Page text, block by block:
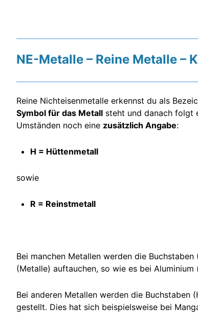
NE-Metalle – Reine Metalle –
Reine Nichteisenmetalle erkennst du als
Symbol für das Metall steht und danach folgt
Umständen noch eine zusätzlich Angabe:
H = Hüttenmetall
sowie
R = Reinstmetall
Bei manchen Metallen werden die
(Metalle) auftauchen, so wie es bei Aluminium
Bei anderen Metallen werden die Buchstaben
gestellt. Dies hat sich beispielsweise bei